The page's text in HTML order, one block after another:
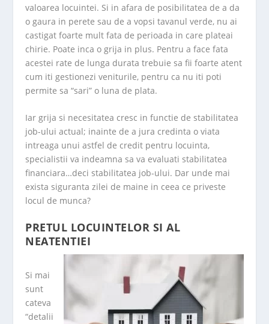
valoarea locuintei. Si in afara de posibilitatea de a da
o gaura in perete sau de a vopsi tavanul verde, nu ai
castigat foarte mult fata de perioada in care plateai
chirie. Poate inca o grija in plus. Pentru a face fata
acestei rate de lunga durata trebuie sa fii foarte atent
cum iti gestionezi veniturile, pentru ca nu iti poti
permite sa “sari” o luna de plata.
Iar grija si necesitatea cresc in functie de stabilitatea
job-ului actual; inainte de a jura credinta o viata
intreaga unui astfel de credit pentru locuinta,
specialistii va indeamna sa va evaluati stabilitatea
financiara…deci stabilitatea job-ului. Dar unde mai
exista siguranta zilei de maine in ceea ce priveste
locul de munca?
PRETUL LOCUINTELOR SI AL
NEATENTIEI
Si mai
sunt
cateva
“detalii